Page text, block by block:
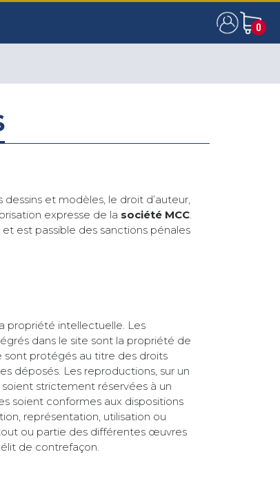
0
0
et modèles, le droit d’auteur,
expresse de la société MCC.
est passible des sanctions pénales
propriété intellectuelle. Les
dans le site sont la propriété de
sont protégés au titre des droits
déposés. Les reproductions, sur un
strictement réservées à un
soient conformes aux dispositions
représentation, utilisation ou
ou partie des différentes œuvres
de contrefaçon.